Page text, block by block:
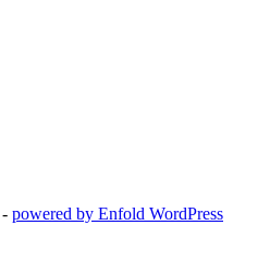
- powered by Enfold WordPress